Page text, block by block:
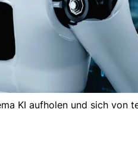
KI aufholen und sich